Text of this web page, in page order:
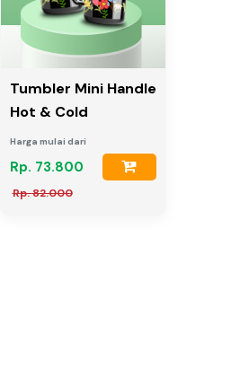
Tumbler Mini Handle
Hot & Cold
Harga mulai dari
Rp. 73.800
Rp. 82.000